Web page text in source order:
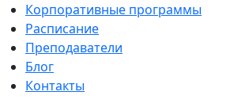
Корпоративные программы
Расписание
Преподаватели
Блог
Контакты